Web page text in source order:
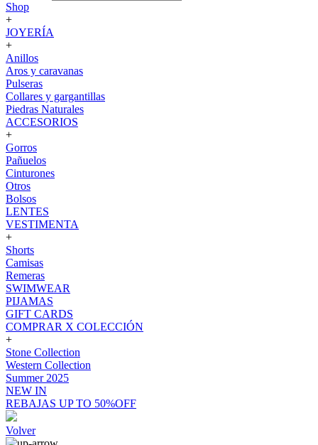
Shop
+
JOYERÍA
+
Anillos
Aros y caravanas
Pulseras
Collares y gargantillas
Piedras Naturales
ACCESORIOS
+
Gorros
Pañuelos
Cinturones
Otros
Bolsos
LENTES
VESTIMENTA
+
Shorts
Camisas
Remeras
SWIMWEAR
PIJAMAS
GIFT CARDS
COMPRAR X COLECCIÓN
+
Stone Collection
Western Collection
Summer 2025
NEW IN
REBAJAS UP TO 50%OFF
Volver